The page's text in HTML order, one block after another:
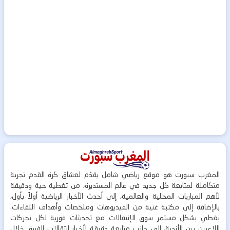
المغرب سبورت هو موقع رياضي شامل يقدّم لعشاق كرة القدم تجربة
متكاملة لمتابعة كل جديد في عالم المستديرة، من تغطية حية ودقيقة
لأهم المباريات المحلية والعالمية، إلى أحدث الأخبار الرياضية أولاً بأول،
بالإضافة إلى مكتبة غنية من الفيديوهات وملخصات وأهداف اللقاءات.
نغطي بشكل مستمر سوق الإنتقالات مع تحديثات فورية لكل تحركات